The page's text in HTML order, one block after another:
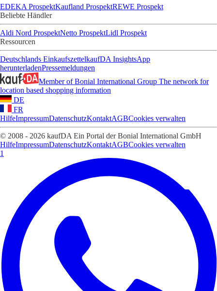
EDEKA ProspektKaufland ProspektREWE Prospekt
Beliebte Händler
Aldi Nord ProspektNetto ProspektLidl Prospekt
Ressourcen
Deutschlands EinkaufszettelkaufDA InsightsApp
herunterladenPressemeldungen
Member of Bonial International Group The network for
location based shopping information
DE
FR
HilfeImpressumDatenschutzKontaktAGBCookies verwalten
© 2008 - 2026 kaufDA Ein Portal der Bonial International GmbH
HilfeImpressumDatenschutzKontaktAGBCookies verwalten
1